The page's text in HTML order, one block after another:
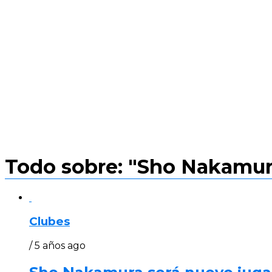
Todo sobre: "Sho
Clubes
/ 5 años ago